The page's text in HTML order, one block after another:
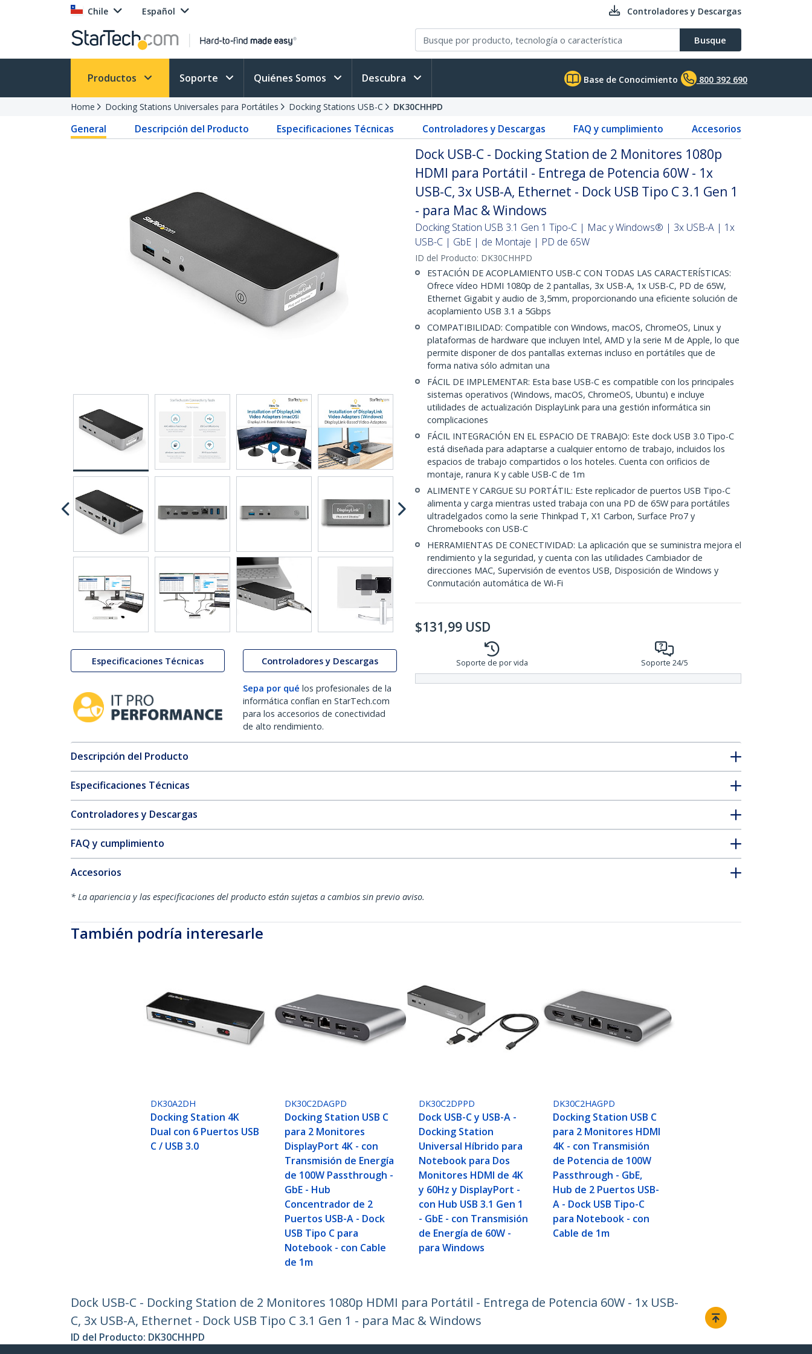
Chile Español Controladores y Descargas
Busque
Productos Soporte Quiénes Somos Descubra Base de Conocimiento 800 392 690
Home Docking Stations Universales para Portátiles Docking Stations USB-C DK30CHHPD
General Descripción del Producto Especificaciones Técnicas Controladores y Descargas FAQ y cumplimiento Accesorios
Especificaciones Técnicas Controladores y Descargas
Sepa por qué los profesionales de la
informática confían en StarTech.com
para los accesorios de conectividad
de alto rendimiento.
Dock USB-C - Docking Station de 2 Monitores 1080p
HDMI para Portátil - Entrega de Potencia 60W - 1x
USB-C, 3x USB-A, Ethernet - Dock USB Tipo C 3.1 Gen 1
- para Mac & Windows
Docking Station USB 3.1 Gen 1 Tipo-C | Mac y Windows® | 3x USB-A | 1x
USB-C | GbE | de Montaje | PD de 65W
ID del Producto: DK30CHHPD
ESTACIÓN DE ACOPLAMIENTO USB-C CON TODAS LAS CARACTERÍSTICAS:
Ofrece vídeo HDMI 1080p de 2 pantallas, 3x USB-A, 1x USB-C, PD de 65W,
Ethernet Gigabit y audio de 3,5mm, proporcionando una eficiente solución de
acoplamiento USB 3.1 a 5Gbps
COMPATIBILIDAD: Compatible con Windows, macOS, ChromeOS, Linux y
plataformas de hardware que incluyen Intel, AMD y la serie M de Apple, lo que
permite disponer de dos pantallas externas incluso en portátiles que de
forma nativa sólo admitan una
FÁCIL DE IMPLEMENTAR: Esta base USB-C es compatible con los principales
sistemas operativos (Windows, macOS, ChromeOS, Ubuntu) e incluye
utilidades de actualización DisplayLink para una gestión informática sin
complicaciones
FÁCIL INTEGRACIÓN EN EL ESPACIO DE TRABAJO: Este dock USB 3.0 Tipo-C
está diseñada para adaptarse a cualquier entorno de trabajo, incluidos los
espacios de trabajo compartidos o los hoteles. Cuenta con orificios de
montaje, ranura K y cable USB-C de 1m
ALIMENTE Y CARGUE SU PORTÁTIL: Este replicador de puertos USB Tipo-C
alimenta y carga mientras usted trabaja con una PD de 65W para portátiles
ultradelgados como la serie Thinkpad T, X1 Carbon, Surface Pro7 y
Chromebooks con USB-C
HERRAMIENTAS DE CONECTIVIDAD: La aplicación que se suministra mejora el
rendimiento y la seguridad, y cuenta con las utilidades Cambiador de
direcciones MAC, Supervisión de eventos USB, Disposición de Windows y
Conmutación automática de Wi-Fi
$131,99 USD
Soporte de por vida Soporte 24/5
Descripción del Producto
Especificaciones Técnicas
Controladores y Descargas
FAQ y cumplimiento
Accesorios
* La apariencia y las especificaciones del producto están sujetas a cambios sin previo aviso.
También podría interesarle
DK30A2DH
Docking Station 4K
Dual con 6 Puertos USB
C / USB 3.0
DK30C2DAGPD
Docking Station USB C
para 2 Monitores
DisplayPort 4K - con
Transmisión de Energía
de 100W Passthrough -
GbE - Hub
Concentrador de 2
Puertos USB-A - Dock
USB Tipo C para
Notebook - con Cable
de 1m
DK30C2DPPD
Dock USB-C y USB-A -
Docking Station
Universal Híbrido para
Notebook para Dos
Monitores HDMI de 4K
y 60Hz y DisplayPort -
con Hub USB 3.1 Gen 1
- GbE - con Transmisión
de Energía de 60W -
para Windows
DK30C2HAGPD
Docking Station USB C
para 2 Monitores HDMI
4K - con Transmisión
de Potencia de 100W
Passthrough - GbE,
Hub de 2 Puertos USB-
A - Dock USB Tipo-C
para Notebook - con
Cable de 1m
Dock USB-C - Docking Station de 2 Monitores 1080p HDMI para Portátil - Entrega de Potencia 60W - 1x USB-
C, 3x USB-A, Ethernet - Dock USB Tipo C 3.1 Gen 1 - para Mac & Windows
ID del Producto: DK30CHHPD